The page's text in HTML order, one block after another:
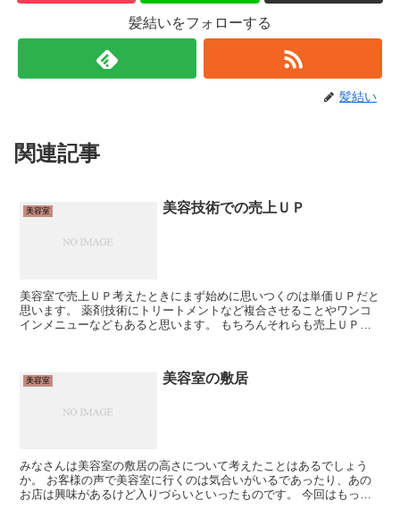
髪結いをフォローする
髪結い
関連記事
美容室 美容技術での売上ＵＰ
美容室で売上ＵＰ考えたときにまず始めに思いつくのは単価ＵＰだと
思います。 薬剤技術にトリートメントなど複合させることやワンコ
インメニューなどもあると思います。 もちろんそれらも売上ＵＰの
美容室 美容室の敷居
みなさんは美容室の敷居の高さについて考えたことはあるでしょう
か。 お客様の声で美容室に行くのは気合いがいるであったり、あの
お店は興味があるけど入りづらいといったものです。 今回はもっと